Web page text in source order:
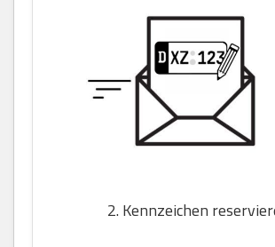
2. Kennzeichen